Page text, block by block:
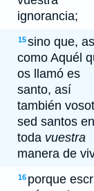
ignorancia;
15sino que,
como Aquél
os llamó es
santo, así
también
sed santos en
toda vuestra
manera de
16 porque